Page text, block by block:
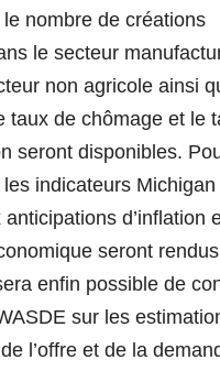
nombre de créations
le secteur
non agricole ainsi
taux de chômage et le
seront disponibles.
indicateurs Michigan
d’inflation
seront rendus
enfin possible de
sur les
l’offre et de la